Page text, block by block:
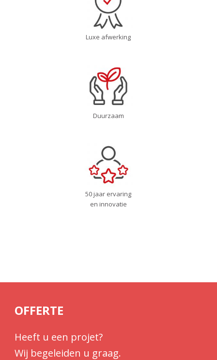
Luxe afwerking
Duurzaam
50 jaar ervaring
en innovatie
OFFERTE
Heeft u een projet?
Wij begeleiden u graag.